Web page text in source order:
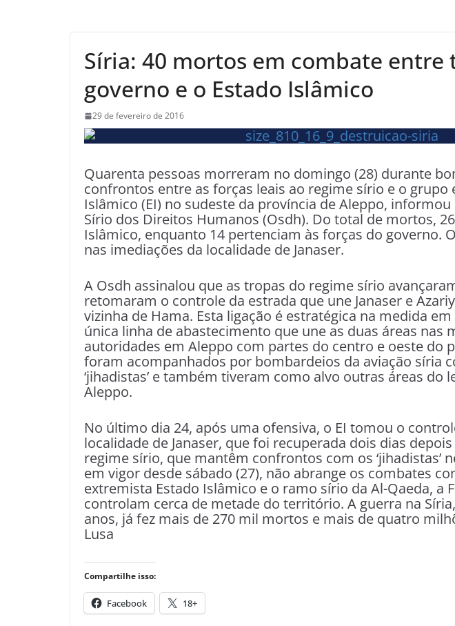
Síria: 40 mortos em combate entre
governo e o Estado Islâmico
29 de fevereiro de 2016
Quarenta pessoas morreram no domingo (28) durante
confrontos entre as forças leais ao regime sírio e o grupo
Islâmico (EI) no sudeste da província de Aleppo,
Sírio dos Direitos Humanos (Osdh). Do total de mortos,
Islâmico, enquanto 14 pertenciam às forças do governo.
nas imediações da localidade de Janaser.
A Osdh assinalou que as tropas do regime sírio
retomaram o controle da estrada que une Janaser e
vizinha de Hama. Esta ligação é estratégica na medida
única linha de abastecimento que une as duas áreas nas
autoridades em Aleppo com partes do centro e oeste do
foram acompanhados por bombardeios da aviação síria
‘jihadistas’ e também tiveram como alvo outras áreas do
Aleppo.
No último dia 24, após uma ofensiva, o EI tomou o
localidade de Janaser, que foi recuperada dois dias
regime sírio, que mantêm confrontos com os ‘jihadistas’
em vigor desde sábado (27), não abrange os combates
extremista Estado Islâmico e o ramo sírio da Al-Qaeda, a
controlam cerca de metade do território. A guerra na
anos, já fez mais de 270 mil mortos e mais de quatro
Lusa
Compartilhe isso:
Facebook 18+